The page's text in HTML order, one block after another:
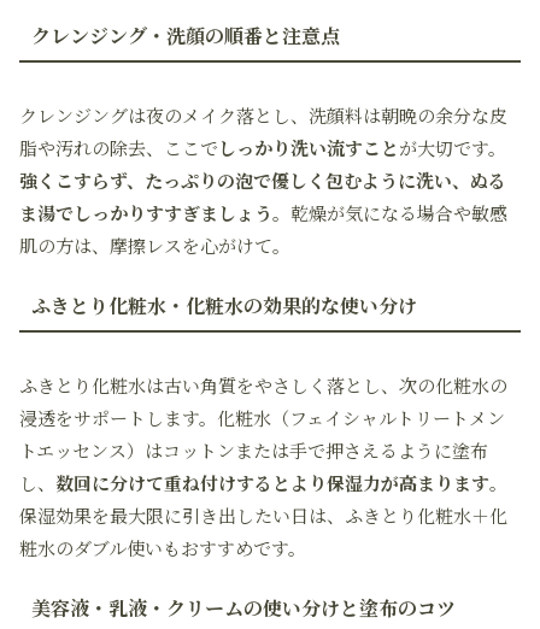
クレンジング・洗顔の順番と注意点
クレンジングは夜のメイク落とし、洗顔料は朝晩の余分な皮
脂や汚れの除去、ここでしっかり洗い流すことが大切です。
強くこすらず、たっぷりの泡で優しく包むように洗い、ぬる
ま湯でしっかりすすぎましょう。 乾燥が気になる場合や敏感
肌の方は、摩擦レスを心がけて。
ふきとり化粧水・化粧水の効果的な使い分け
ふきとり化粧水は古い角質をやさしく落とし、次の化粧水の
浸透をサポートします。化粧水（フェイシャルトリートメン
トエッセンス）はコットンまたは手で押さえるように塗布
し、 数回に分けて重ね付けするとより保湿力が高まります。
保湿効果を最大限に引き出したい日は、ふきとり化粧水＋化
粧水のダブル使いもおすすめです。
美容液・乳液・クリームの使い分けと塗布のコツ